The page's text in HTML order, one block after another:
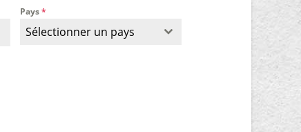
Pays*
Sélectionner un pays